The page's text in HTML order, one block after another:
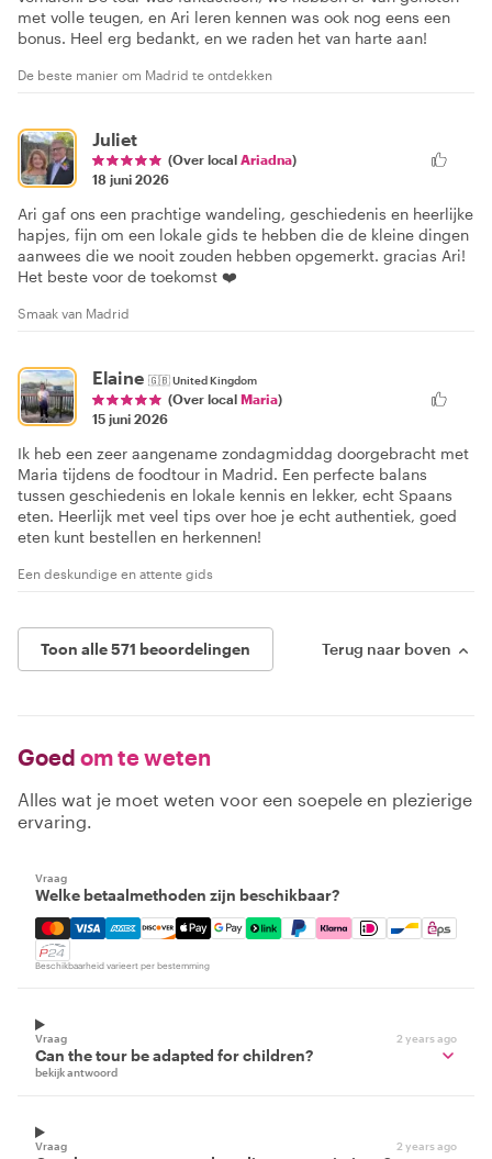
met volle teugen, en Ari leren kennen was ook nog eens een
bonus. Heel erg bedankt, en we raden het van harte aan!
De beste manier om Madrid te ontdekken
Juliet
(Over local Ariadna)
18 juni 2026
Ari gaf ons een prachtige wandeling, geschiedenis en heerlijke
hapjes, fijn om een lokale gids te hebben die de kleine dingen
aanwees die we nooit zouden hebben opgemerkt. gracias Ari!
Het beste voor de toekomst ❤️
Smaak van Madrid
Elaine 🇬🇧United Kingdom
(Over local Maria)
15 juni 2026
Ik heb een zeer aangename zondagmiddag doorgebracht met
Maria tijdens de foodtour in Madrid. Een perfecte balans
tussen geschiedenis en lokale kennis en lekker, echt Spaans
eten. Heerlijk met veel tips over hoe je echt authentiek, goed
eten kunt bestellen en herkennen!
Een deskundige en attente gids
Toon alle 571 beoordelingen Terug naar boven
Goed om te weten
Alles wat je moet weten voor een soepele en plezierige
ervaring.
Vraag
Welke betaalmethoden zijn beschikbaar?
Mastercard, Visa, Amex, Discover, Apple Pay, Google
Beschikbaarheid varieert per bestemming
Vraag 2 years ago
Can the tour be adapted for children?
bekijk antwoord
Vraag 2 years ago